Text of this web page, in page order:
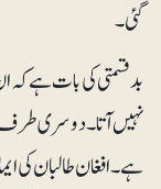
گئی۔
بدقسمتی کی بات ہے کہ
نہیں آتا۔ دوسری طرف
ہے۔افغان طالبان کی